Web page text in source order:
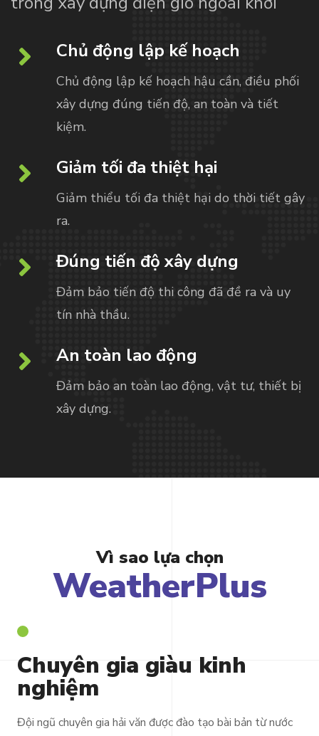
Chủ động lập kế hoạch
Chủ động lập kế hoạch hậu cần, điều phối
xây dựng đúng tiến độ, an toàn và tiết
kiệm.
Giảm tối đa thiệt hại
Giảm thiểu tối đa thiệt hại do thời tiết gây
ra.
Đúng tiến độ xây dựng
Đảm bảo tiến độ thi công đã đề ra và uy
tín nhà thầu.
An toàn lao động
Đảm bảo an toàn lao động, vật tư, thiết bị
xây dựng.
Vì sao lựa chọn
WeatherPlus
Chuyên gia giàu kinh
nghiệm
Đội ngũ chuyên gia hải văn được đào tạo bài bản từ nước